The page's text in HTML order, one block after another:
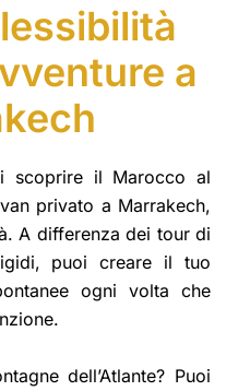
a
scoprire il Marocco al
privato a Marrakech,
A differenza dei tour di
puoi creare il tuo
ogni volta che
dell’Atlante? Puoi